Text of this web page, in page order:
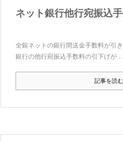
ネット銀行他行宛振込
全銀ネットの銀行間送金手数料が引
銀行の他行宛振込手数料の引下げが ...
記事を読む